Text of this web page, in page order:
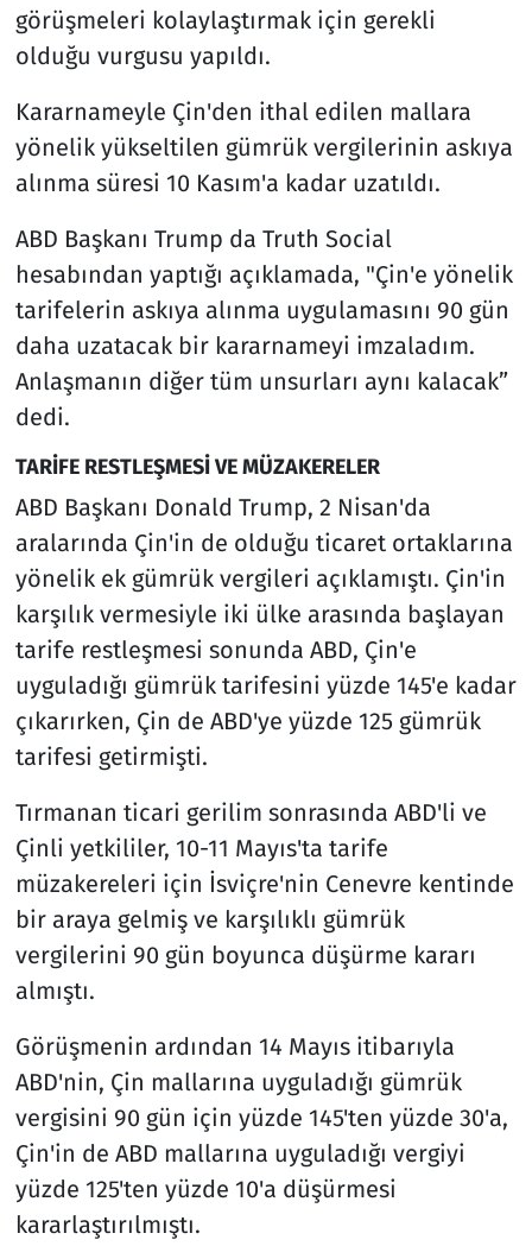
görüşmeleri kolaylaştırmak için gerekli
olduğu vurgusu yapıldı.
Kararnameyle Çin'den ithal edilen mallara
yönelik yükseltilen gümrük vergilerinin askıya
alınma süresi 10 Kasım'a kadar uzatıldı.
ABD Başkanı Trump da Truth Social
hesabından yaptığı açıklamada, "Çin'e yönelik
tarifelerin askıya alınma uygulamasını 90 gün
daha uzatacak bir kararnameyi imzaladım.
Anlaşmanın diğer tüm unsurları aynı kalacak”
dedi.
TARİFE RESTLEŞMESİ VE MÜZAKERELER
ABD Başkanı Donald Trump, 2 Nisan'da
aralarında Çin'in de olduğu ticaret ortaklarına
yönelik ek gümrük vergileri açıklamıştı. Çin'in
karşılık vermesiyle iki ülke arasında başlayan
tarife restleşmesi sonunda ABD, Çin'e
uyguladığı gümrük tarifesini yüzde 145'e kadar
çıkarırken, Çin de ABD'ye yüzde 125 gümrük
tarifesi getirmişti.
Tırmanan ticari gerilim sonrasında ABD'li ve
Çinli yetkililer, 10-11 Mayıs'ta tarife
müzakereleri için İsviçre'nin Cenevre kentinde
bir araya gelmiş ve karşılıklı gümrük
vergilerini 90 gün boyunca düşürme kararı
almıştı.
Görüşmenin ardından 14 Mayıs itibarıyla
ABD'nin, Çin mallarına uyguladığı gümrük
vergisini 90 gün için yüzde 145'ten yüzde 30'a,
Çin'in de ABD mallarına uyguladığı vergiyi
yüzde 125'ten yüzde 10'a düşürmesi
kararlaştırılmıştı.